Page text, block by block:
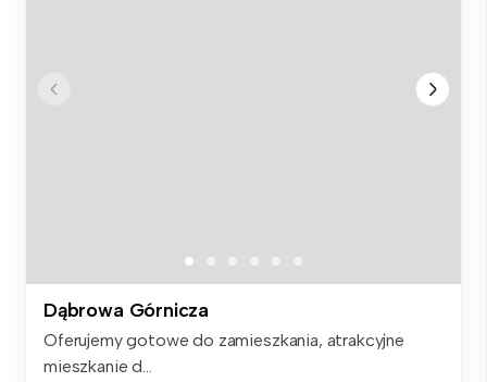
Dąbrowa Górnicza
Oferujemy gotowe do zamieszkania, atrakcyjne
mieszkanie d...